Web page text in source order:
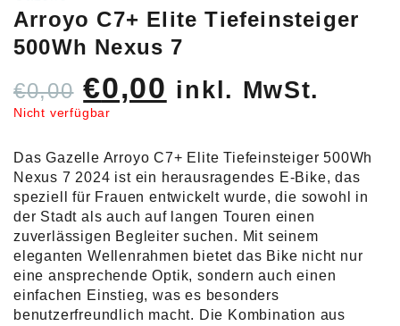
Arroyo C7+ Elite Tiefeinsteiger
500Wh Nexus 7
€0,00 Ursprünglicher
Preis
€0,00
€0,00 Aktueller
€0,00.
inkl. MwSt.
Nicht verfügbar
Das Gazelle Arroyo C7+ Elite Tiefeinsteiger 500Wh
Nexus 7 2024 ist ein herausragendes E-Bike, das
speziell für Frauen entwickelt wurde, die sowohl in
der Stadt als auch auf langen Touren einen
zuverlässigen Begleiter suchen. Mit seinem
eleganten Wellenrahmen bietet das Bike nicht nur
eine ansprechende Optik, sondern auch einen
einfachen Einstieg, was es besonders
benutzerfreundlich macht. Die Kombination aus